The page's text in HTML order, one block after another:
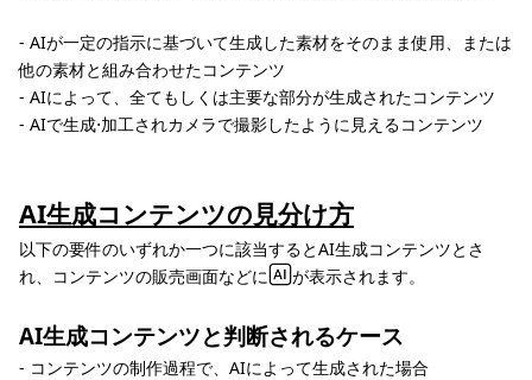
- AIが一定の指示に基づいて生成した素材をそのまま使用、または
他の素材と組み合わせたコンテンツ
- AIによって、全てもしくは主要な部分が生成されたコンテンツ
- AIで生成⋅加工されカメラで撮影したように見えるコンテンツ
AI生成コンテンツの見分け方
以下の要件のいずれか一つに該当するとAI生成コンテンツとさ
れ、コンテンツの販売画面などに
が表示されます。
AI生成コンテンツと判断されるケース
- コンテンツの制作過程で、AIによって生成された場合